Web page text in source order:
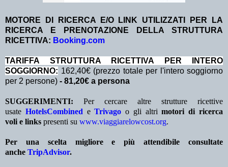
MOTORE DI RICERCA E/O LINK UTILIZZATI PER LA
RICERCA E PRENOTAZIONE DELLA STRUTTURA
RICETTIVA: Booking.com
TA RIFFA STRUTTURA RICETTIVA PER INTERO
SOGGIORNO: 162,40€ (prezzo totale per l'intero soggiorno
per 2 persone) - 81,20€ a persona
SUGGERIMENTI: Per cercare altre strutture ricettive
usate HotelsCombined eTrivago o gli altrimotori di ricerca
voli e links presenti su www.viaggiarelowcost.org.
Per una scelta migliore e più attendibile consultate
anche TripAdvisor.